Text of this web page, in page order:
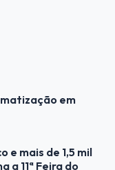
em
e mais de 1,5 mil
a 11ª Feira do